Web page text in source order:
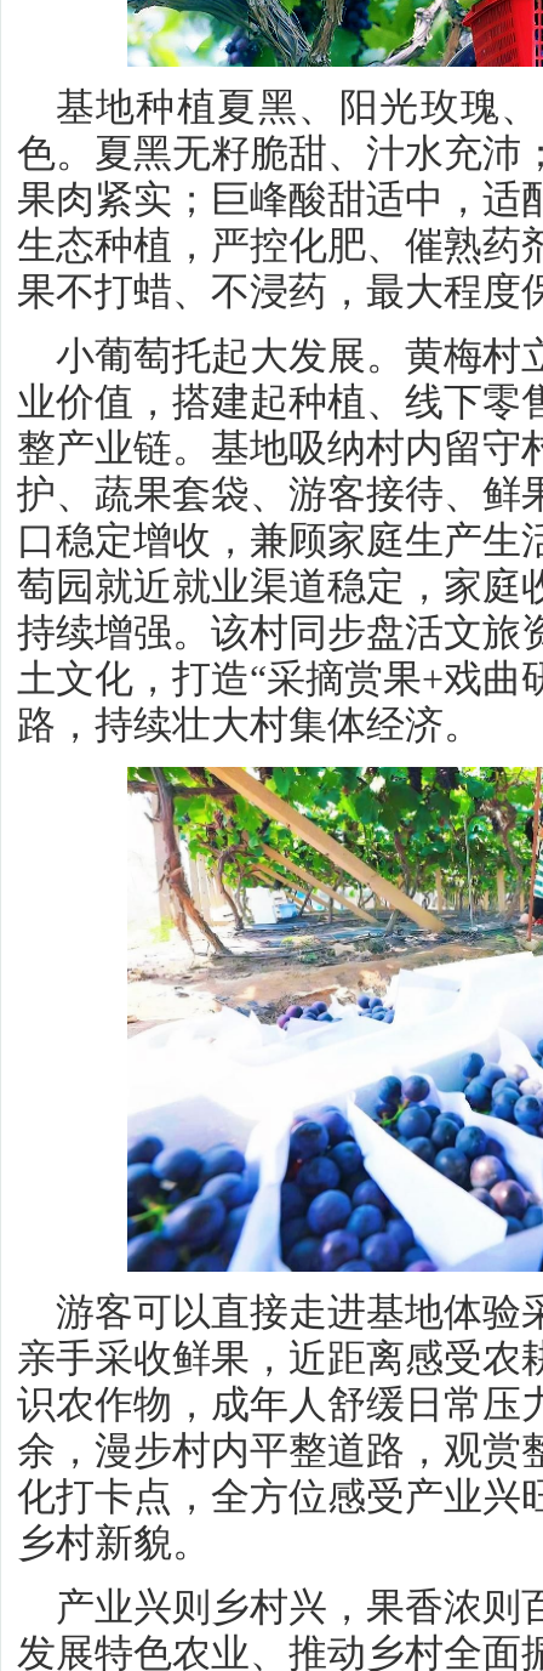
基地种植夏黑、阳光玫瑰
色。夏黑无籽脆甜、汁水充沛
果肉紧实；巨峰酸甜适中，适
生态种植，严控化肥、催熟药
果不打蜡、不浸药，最大程度
小葡萄托起大发展。黄梅村
业价值，搭建起种植、线下零
整产业链。基地吸纳村内留守
护、蔬果套袋、游客接待、鲜
口稳定增收，兼顾家庭生产生
萄园就近就业渠道稳定，家庭
持续增强。该村同步盘活文旅
土文化，打造“采摘赏果+戏曲
路，持续壮大村集体经济。
游客可以直接走进基地体验
亲手采收鲜果，近距离感受农
识农作物，成年人舒缓日常压
余，漫步村内平整道路，观赏
化打卡点，全方位感受产业兴
乡村新貌。
产业兴则乡村兴，果香浓则
发展特色农业、推动乡村全面